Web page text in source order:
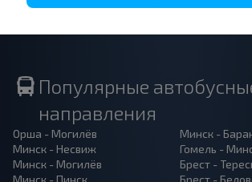
Популярные
направления
Орша - Могилёв
Минск - Несвиж
Минск - Могилёв
Минск -
Гомель -
Брест -